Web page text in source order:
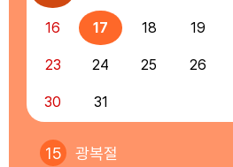
16 17 18 19
23 24 25 26
30 31
15
광복절